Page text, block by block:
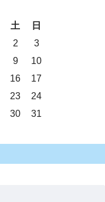
土
日
2
3
9
10
16
17
23
24
30
31